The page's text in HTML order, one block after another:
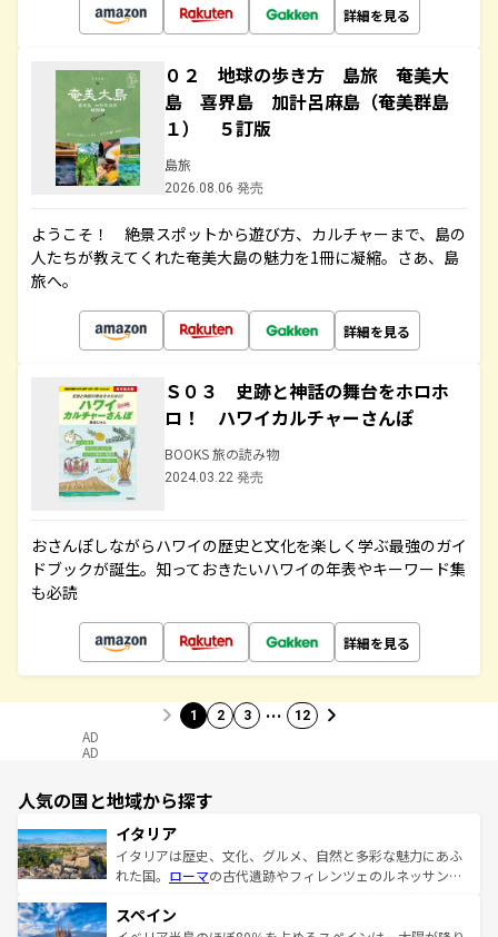
詳細を見る
０２ 地球の歩き方 島旅 奄美大
島 喜界島 加計呂麻島（奄美群島
１） ５訂版
島旅
2026.08.06 発売
ようこそ！ 絶景スポットから遊び方、カルチャーまで、島の
人たちが教えてくれた奄美大島の魅力を1冊に凝縮。さあ、島
旅へ。
詳細を見る
Ｓ０３ 史跡と神話の舞台をホロホ
ロ！ ハワイカルチャーさんぽ
BOOKS 旅の読み物
2024.03.22 発売
おさんぽしながらハワイの歴史と文化を楽しく学ぶ最強のガイ
ドブックが誕生。知っておきたいハワイの年表やキーワード集
も必読
詳細を見る
1 2 3 … 12
AD
AD
人気の国と地域から探す
イタリア
イタリアは歴史、文化、グルメ、自然と多彩な魅力にあふ
れた国。 ローマの古代遺跡やフィレンツェのルネッサンス
ろん、トスカーナの美しい田園風景やアマルフィ海岸の絶
スペイン